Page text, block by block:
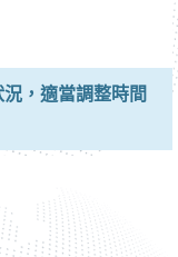
，適當調整時間